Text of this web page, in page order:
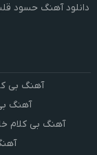
دانلود آهنگ حسود
آهنگ بی
آهنگ
آهنگ بی کلام